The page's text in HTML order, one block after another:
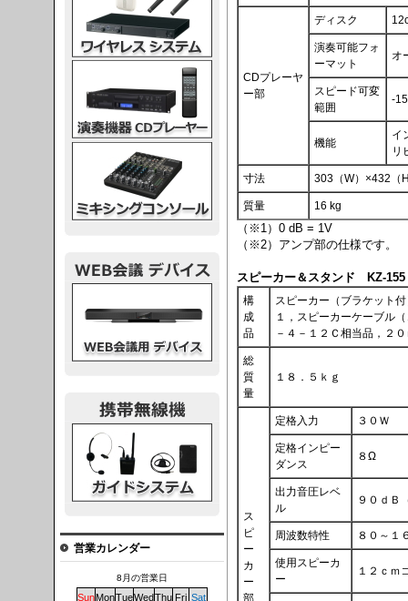
CDプレーヤ
ー部
ディスク
演奏可能フォ
ーマット
オ
スピード可変
範囲
-
機能
イ
リ
寸法 303（W）×432（
質量 16 kg
（※1）0 dB = 1V
（※2）アンプ部の仕様です。
スピーカー＆スタンド KZ-
構
成
品
スピーカー（ブラケット
１，スピーカーケーブル
－４－１２Ｃ相当品，２
総
質
量
１８．５ｋｇ
ス
ピ
ー
カ
ー
部
定格入力 ３０Ｗ
定格インピー
ダンス
８Ω
出力音圧レベ
ル
９０ｄＢ
周波数特性 ８０～１
使用スピーカ
ー
１２ｃｍ
営業カレンダー
8月の営業日
SunMonTueWedThu Fri Sat